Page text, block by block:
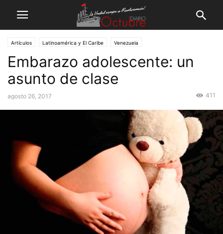
Artículos Latinoamérica y El Caribe Venezuela
Embarazo adolescente: un
asunto de clase
agosto 26, 2017 411